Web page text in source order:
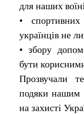
для наших
•
українців не
• збору
бути
Прозвучали
подяки нашим
на захисті